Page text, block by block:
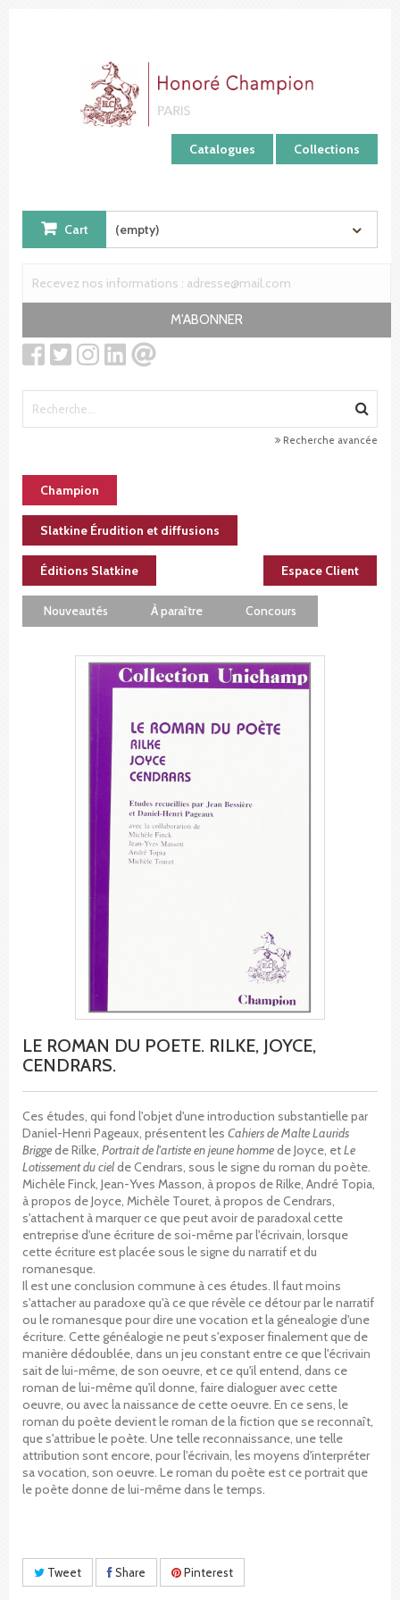
Catalogues Collections
Cart (empty)
M'ABONNER
Recherche avancée
Champion
Slatkine Érudition et diffusions
Éditions Slatkine Espace Client
Nouveautés À paraître Concours
LE ROMAN DU POETE. RILKE, JOYCE,
CENDRARS.
Ces études, qui fond l'objet d'une introduction substantielle par
Daniel-Henri Pageaux, présentent les Cahiers de Malte Laurids
Briggede Rilke, Portrait de l'artiste en jeune hommede Joyce, etLe
Lotissement du cielde Cendrars, sous le signe du roman du poète.
Michèle Finck, Jean-Yves Masson, à propos de Rilke, André Topia,
à propos de Joyce, Michèle Touret, à propos de Cendrars,
s'attachent à marquer ce que peut avoir de paradoxal cette
entreprise d'une écriture de soi-même par l'écrivain, lorsque
cette écriture est placée sous le signe du narratif et du
romanesque.
Il est une conclusion commune à ces études. Il faut moins
s'attacher au paradoxe qu'à ce que révèle ce détour par le narratif
ou le romanesque pour dire une vocation et la génealogie d'une
écriture. Cette généalogie ne peut s'exposer finalement que de
manière dédoublée, dans un jeu constant entre ce que l'écrivain
sait de lui-même, de son oeuvre, et ce qu'il entend, dans ce
roman de lui-même qu'il donne, faire dialoguer avec cette
oeuvre, ou avec la naissance de cette oeuvre. En ce sens, le
roman du poète devient le roman de la fiction que se reconnaît,
que s'attribue le poète. Une telle reconnaissance, une telle
attribution sont encore, pour l'écrivain, les moyens d'interpréter
sa vocation, son oeuvre. Le roman du poète est ce portrait que
le poète donne de lui-même dans le temps.
Tweet Share Pinterest